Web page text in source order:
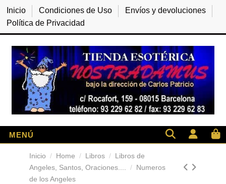
Inicio Condiciones de Uso
Envíos y devoluciones
Política de Privacidad
Inicio Home Libros
Libros de
Angeles, Santos, Oraciones....
Numeros
de los Angeles